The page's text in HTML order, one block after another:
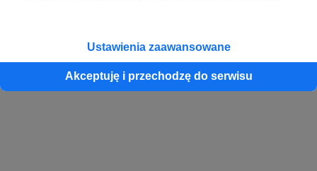
Ustawienia zaawansowane
Akceptuję i przechodzę do serwisu
konta przez osobę niepełnoletnią” dostępny w regulaminie Patronite.pl